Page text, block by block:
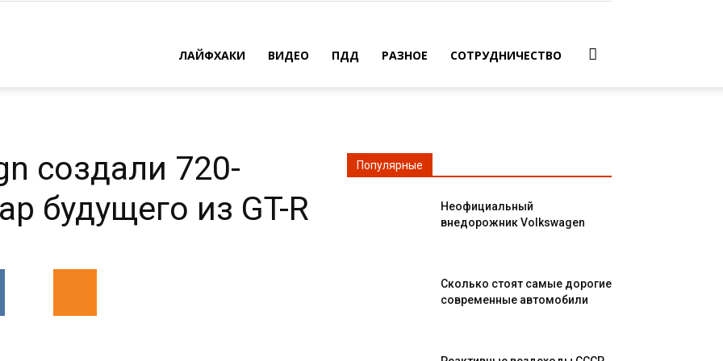
ЛАЙФХАКИ ВИДЕО ПДД РАЗНОЕ СОТРУДНИЧЕСТВО
создали 720-
будущего из GT-R
Популярные
Неофициальный
внедорожник Volkswagen
Сколько стоят самые дорогие
современные автомобили